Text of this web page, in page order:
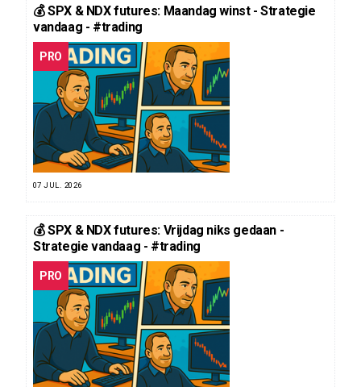
💰 SPX & NDX futures: Maandag winst - Strategie
vandaag - #trading
PRO
07 JUL. 2026
💰 SPX & NDX futures: Vrijdag niks gedaan -
Strategie vandaag - #trading
PRO